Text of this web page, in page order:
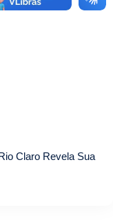
Claro Revela Sua